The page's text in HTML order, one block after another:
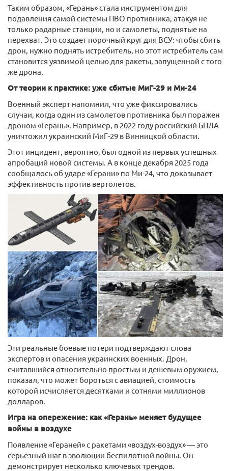
Таким образом, «Герань» стала инструментом для
подавления самой системы ПВО противника, атакуя не
только радарные станции, но и самолеты, поднятые на
перехват. Это создает порочный круг для ВСУ: чтобы сбить
дрон, нужно поднять истребитель, но этот истребитель сам
становится уязвимой целью для ракеты, запущенной с того
же дрона.
От теории к практике: уже сбитые МиГ-29 и Ми-24
Военный эксперт напомнил, что уже фиксировались
случаи, когда один из самолетов противника был поражен
дроном «Герань». Например, в 2022 году российский БПЛА
уничтожил украинский МиГ-29 в Винницкой области.
Этот инцидент, вероятно, был одной из первых успешных
апробаций новой системы. А в конце декабря 2025 года
сообщалось об ударе «Герани» по Ми-24, что доказывает
эффективность против вертолетов.
Эти реальные боевые потери подтверждают слова
экспертов и опасения украинских военных. Дрон,
считавшийся относительно простым и дешевым оружием,
показал, что может бороться с авиацией, стоимость
которой исчисляется десятками и сотнями миллионов
долларов.
Игра на опережение: как «Герань» меняет будущее
войны в воздухе
Появление «Гераней» с ракетами «воздух-воздух» — это
серьезный шаг в эволюции беспилотной войны. Он
демонстрирует несколько ключевых трендов.